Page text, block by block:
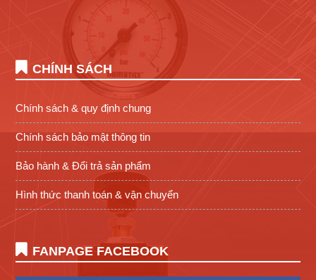
CHÍNH SÁCH
Chính sách & quy định chung
Chính sách bảo mật thông tin
Bảo hành & Đổi trả sản phẩm
Hình thức thanh toán & vận chuyển
FANPAGE FACEBOOK